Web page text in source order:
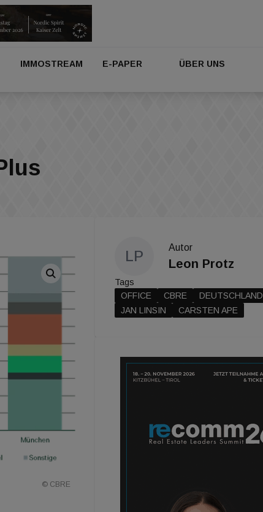
IMMOSTREAM E-PAPER ÜBER UNS
© CBRE
LP
Autor
Leon Protz
Tags
OFFICE
CBRE
DEUTSCHLAND
JAN LINSIN
CARSTEN APE